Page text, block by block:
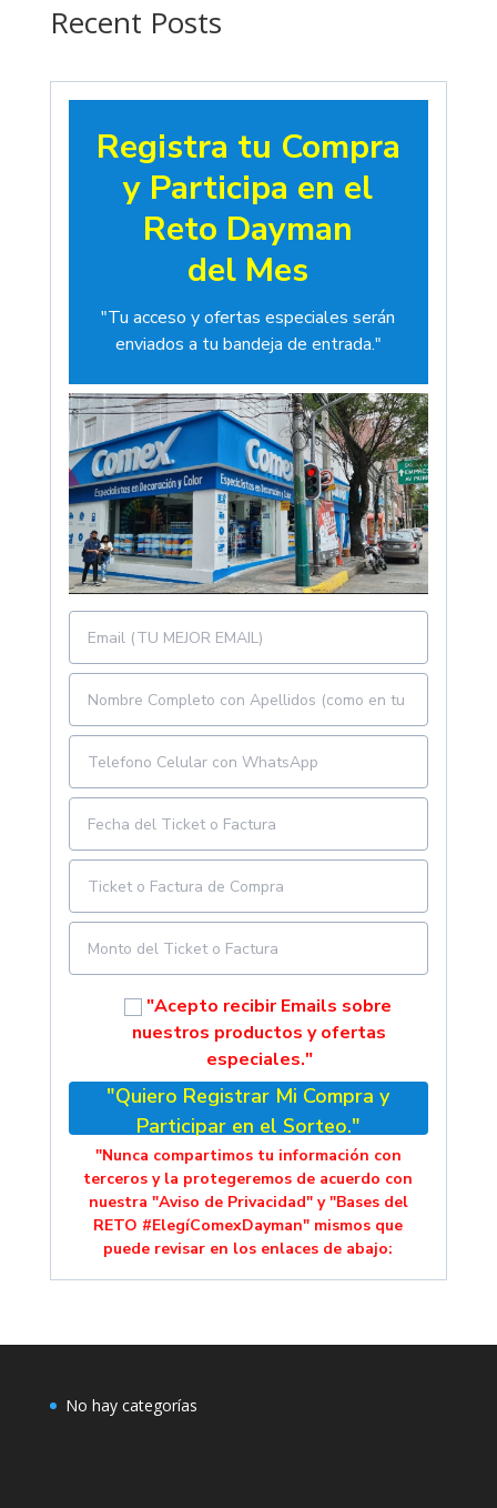
Recent Posts
Registra tu Compra
y Participa en el
Reto Dayman
del Mes
"Tu acceso y ofertas especiales serán
enviados a tu bandeja de entrada."
"Acepto recibir Emails sobre
nuestros productos y ofertas
especiales."
"Quiero Registrar Mi Compra y
Participar en el Sorteo."
"Nunca compartimos tu información con
terceros y la protegeremos de acuerdo con
nuestra "Aviso de Privacidad" y "Bases del
RETO #ElegíComexDayman" mismos que
puede revisar en los enlaces de abajo:
No hay categorías